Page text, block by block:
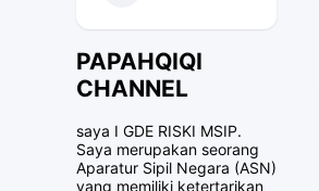
PAPAHQIQI
CHANNEL
saya I GDE RISKI MSIP.
Saya merupakan seorang
Aparatur Sipil Negara (ASN)
yang memiliki ketertarikan